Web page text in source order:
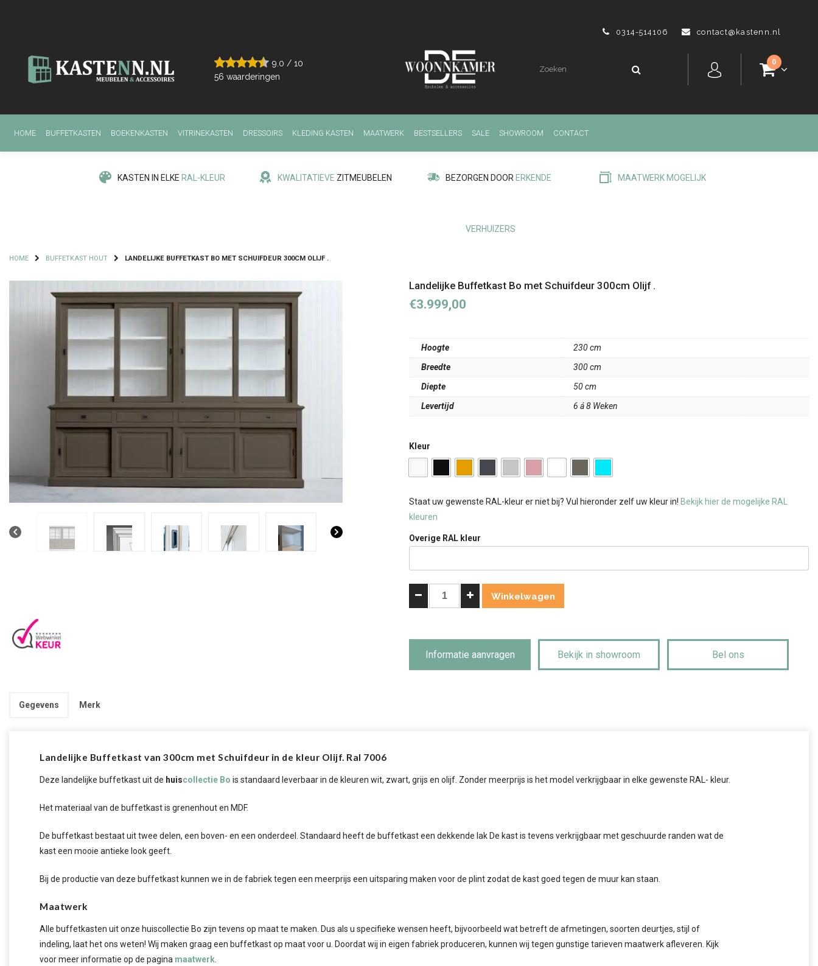
0314-514106 contact@kastenn.nl
9.0 / 10
56 waarderingen
0
HOME BUFFETKASTEN BOEKENKASTEN VITRINEKASTEN DRESSOIRS KLEDING KASTEN MAATWERK BESTSELLERS SALE SHOWROOM CONTACT
KASTEN IN ELKE RAL-KLEUR KWALITATIEVE ZITMEUBELEN BEZORGEN DOOR ERKENDE
VERHUIZERS
MAATWERK MOGELIJK
HOME BUFFETKAST HOUT LANDELIJKE BUFFETKAST BO MET SCHUIFDEUR 300CM OLIJF .
Landelijke Buffetkast Bo met Schuifdeur 300cm Olijf .
€3.999,00
Hoogte
230 cm
Breedte
300 cm
Diepte
50 cm
Levertijd
6 á 8 Weken
Kleur
Staat uw gewenste RAL-kleur er niet bij? Vul hieronder zelf uw kleur in! Bekijk hier de mogelijke RAL
kleuren
Overige RAL kleur
Landelijke
Buffetkast
Schuifdeur
Winkelwagen
Informatie aanvragen Bekijk in showroom Bel ons
Gegevens Merk
Landelijke Buffetkast van 300cm met Schuifdeur in de kleur Olijf. Ral 7006
Deze landelijke buffetkast uit de huiscollectie Bo is standaard leverbaar in de kleuren wit, zwart, grijs en olijf. Zonder meerprijs is het model verkrijgbaar in elke gewenste RAL- kleur.
Het materiaal van de buffetkast is grenenhout en MDF.
De buffetkast bestaat uit twee delen, een boven- en een onderdeel. Standaard heeft de buffetkast een dekkende lak De kast is tevens verkrijgbaar met geschuurde randen wat de
kast een mooie antieke look geeft.
Bij de productie van deze buffetkast kunnen we in de fabriek tegen een meerprijs een uitsparing maken voor de plint zodat de kast goed tegen de muur kan staan.
Maatwerk
Alle buffetkasten uit onze huiscollectie Bo zijn tevens op maat te maken. Dus als u specifieke wensen heeft, bijvoorbeeld wat betreft de afmetingen, soorten deurtjes, stijl of
indeling, laat het ons weten! Wij maken graag een buffetkast op maat voor u. Doordat wij in eigen fabriek produceren, kunnen wij tegen gunstige tarieven maatwerk afleveren. Kijk
voor meer informatie op de pagina maatwerk.